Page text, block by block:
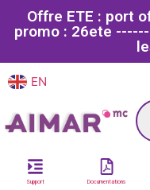
Offre ETE : port
promo : 26ete
EN
Site dédié
Support Documentations